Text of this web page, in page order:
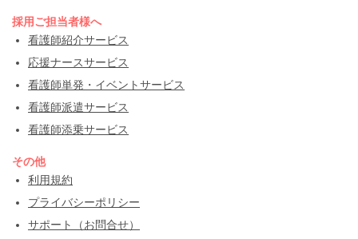
採用ご担当者様へ
看護師紹介サービス
応援ナースサービス
看護師単発・イベントサービス
看護師派遣サービス
看護師添乗サービス
その他
利用規約
プライバシーポリシー
サポート（お問合せ）